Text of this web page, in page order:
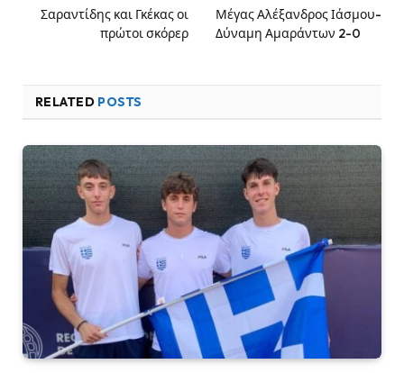
Σαραντίδης και Γκέκας οι
πρώτοι σκόρερ
Μέγας Αλέξανδρος Ιάσμου-
Δύναμη Αμαράντων 2-0
RELATED POSTS